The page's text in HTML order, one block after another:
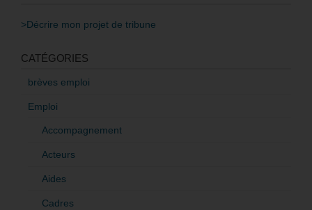
>Décrire mon projet de tribune
CATÉGORIES
brèves emploi
Emploi
Accompagnement
Acteurs
Aides
Cadres